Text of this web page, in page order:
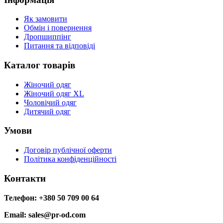
Як замовити
Обмін і повернення
Дропшиппінг
Питання та відповіді
Каталог товарів
Жіночий одяг
Жіночий одяг XL
Чоловічий одяг
Дитячий одяг
Умови
Договір публічної оферти
Політика конфіденційності
Контакти
Телефон: +380 50 709 00 64
Email: sales@pr-od.com